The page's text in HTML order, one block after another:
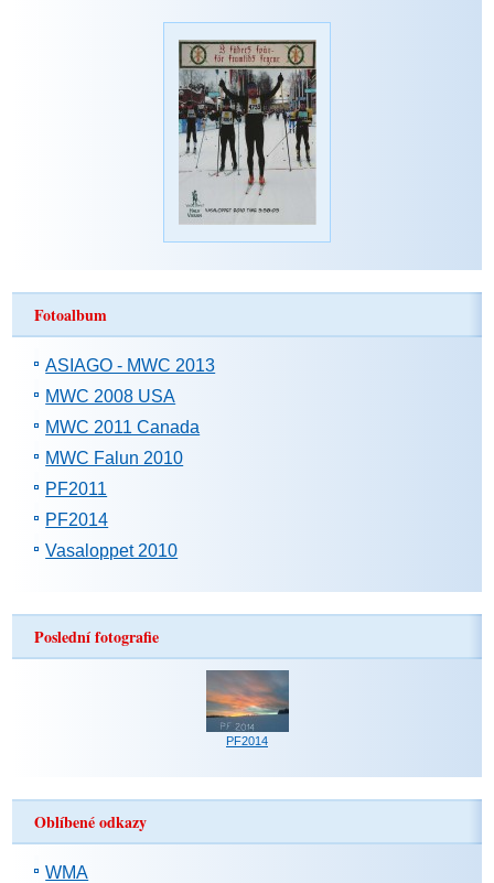
Fotoalbum
ASIAGO - MWC 2013
MWC 2008 USA
MWC 2011 Canada
MWC Falun 2010
PF2011
PF2014
Vasaloppet 2010
Poslední fotografie
PF2014
Oblíbené odkazy
WMA